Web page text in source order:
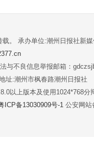
。 承办单位:潮州日报社新
与不良信息举报邮箱：
址:潮州市枫春路潮州日报社
以上版本及使用1024*768分
ICP备13030909号-1 公安网站